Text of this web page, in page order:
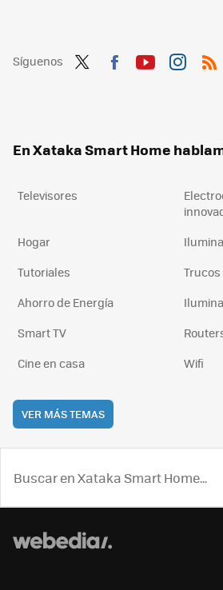
Síguenos
En Xataka Smart Home
Televisores
Hogar
Tutoriales
Ahorro de Energía
Smart TV
Cine en casa
Wifi
VER MÁS TEMAS